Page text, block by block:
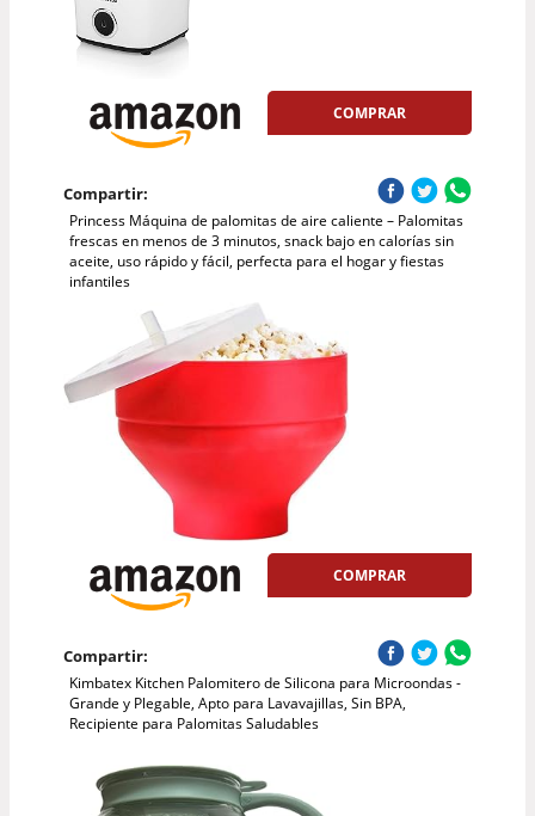
COMPRAR
Compartir:
Princess Máquina de palomitas de aire caliente – Palomitas
frescas en menos de 3 minutos, snack bajo en calorías sin
aceite, uso rápido y fácil, perfecta para el hogar y fiestas
infantiles
COMPRAR
Compartir:
Kimbatex Kitchen Palomitero de Silicona para Microondas -
Grande y Plegable, Apto para Lavavajillas, Sin BPA,
Recipiente para Palomitas Saludables